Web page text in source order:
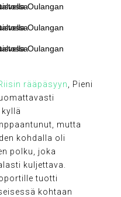
rääpäsyyn
, Pieni
mutta
kohdalla oli
polku, joka
kuljettava.
tuotti
kohtaan